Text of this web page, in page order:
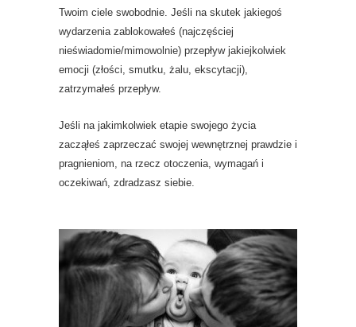
Twoim ciele swobodnie. Jeśli na skutek jakiegoś
wydarzenia zablokowałeś (najczęściej
nieświadomie/mimowolnie) przepływ jakiejkolwiek
emocji (złości, smutku, żalu, ekscytacji),
zatrzymałeś przepływ.
Jeśli na jakimkolwiek etapie swojego życia
zacząłeś zaprzeczać swojej wewnętrznej prawdzie i
pragnieniom, na rzecz otoczenia, wymagań i
oczekiwań, zdradzasz siebie.